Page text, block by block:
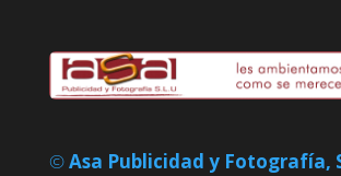
©Asa Publicidad y Fotografía,